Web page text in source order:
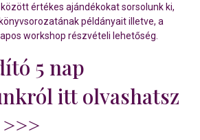
értékes ajándékokat sorsolunk ki,
példányait illetve, a
workshop részvételi lehetőség.
5 nap
itt olvashatsz